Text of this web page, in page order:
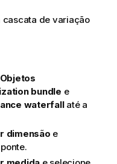
de variação
Objetos
bundle e
waterfallaté a
dimensão e